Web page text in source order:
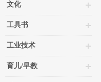
文化
工具书
工业技术
育儿/早教